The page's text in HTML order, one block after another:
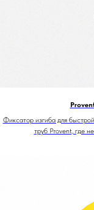
Фиксатор изгиба для
труб Provent, где